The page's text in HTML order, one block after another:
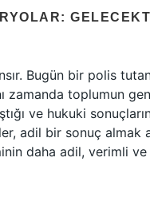
Bugün bir polis
toplumun
ve hukuki
adil bir sonuç almak
daha adil, verimli